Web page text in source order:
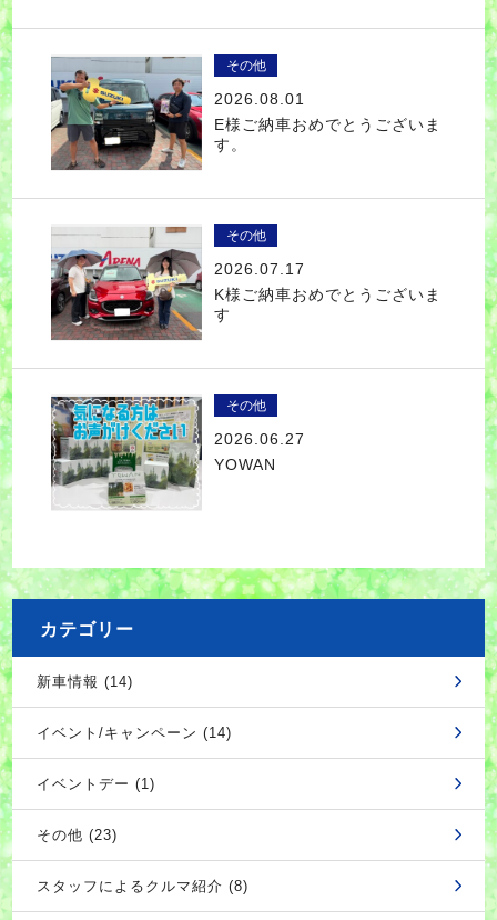
その他
2026.08.01
E様ご納車おめでとうございま
す。
その他
2026.07.17
K様ご納車おめでとうございま
す
その他
2026.06.27
YOWAN
カテゴリー
新車情報 (14)
イベント/キャンペーン (14)
イベントデー (1)
その他 (23)
スタッフによるクルマ紹介 (8)